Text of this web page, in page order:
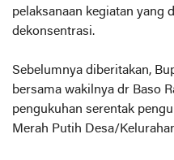
pelaksanaan kegiatan yang
dekonsentrasi.
Sebelumnya diberitakan,
bersama wakilnya dr Baso
pengukuhan serentak
Merah Putih Desa/